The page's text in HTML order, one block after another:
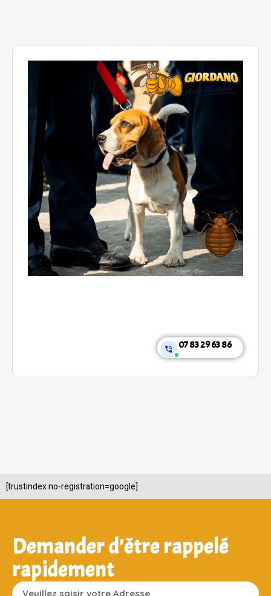
07 83 29 63 86
[trustindex no-registration=google]
Demander d'être rappelé
rapidement